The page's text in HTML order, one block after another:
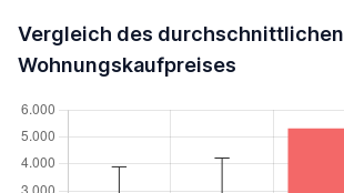
Vergleich des durchschnittlichen
Wohnungskaufpreises